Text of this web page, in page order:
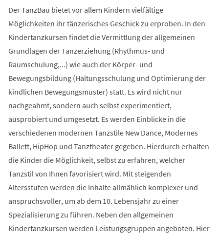
Der TanzBau bietet vor allem Kindern vielfältige
Möglichkeiten ihr tänzerisches Geschick zu erproben. In den
Kindertanzkursen findet die Vermittlung der allgemeinen
Grundlagen der Tanzerziehung (Rhythmus- und
Raumschulung,...) wie auch der Körper- und
Bewegungsbildung (Haltungsschulung und Optimierung der
kindlichen Bewegungsmuster) statt. Es wird nicht nur
nachgeahmt, sondern auch selbst experimentiert,
ausprobiert und umgesetzt. Es werden Einblicke in die
verschiedenen modernen Tanzstile New Dance, Modernes
Ballett, HipHop und Tanztheater gegeben. Hierdurch erhalten
die Kinder die Möglichkeit, selbst zu erfahren, welcher
Tanzstil von Ihnen favorisiert wird. Mit steigenden
Altersstufen werden die Inhalte allmählich komplexer und
anspruchsvoller, um ab dem 10. Lebensjahr zu einer
Spezialisierung zu führen. Neben den allgemeinen
Kindertanzkursen werden Leistungsgruppen angeboten. Hier